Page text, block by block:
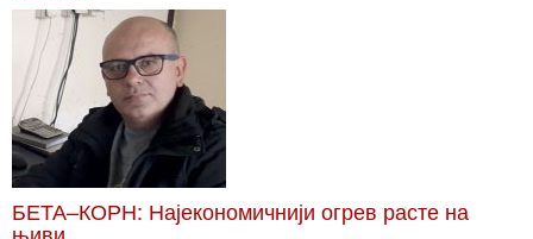
БЕТА–КОРН: Најекономичнији огрев расте на